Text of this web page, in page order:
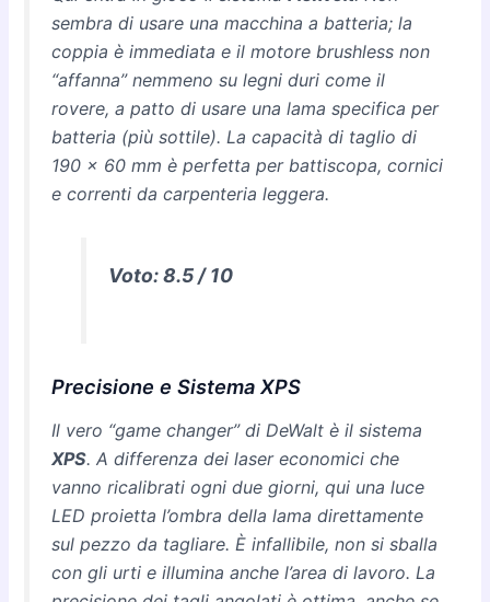
sembra di usare una macchina a batteria; la
coppia è immediata e il motore brushless non
“affanna” nemmeno su legni duri come il
rovere, a patto di usare una lama specifica per
batteria (più sottile). La capacità di taglio di
190 x 60 mm è perfetta per battiscopa, cornici
e correnti da carpenteria leggera.
Voto: 8.5 / 10
Precisione e Sistema XPS
Il vero “game changer” di DeWalt è il sistema
XPS. A differenza dei laser economici che
vanno ricalibrati ogni due giorni, qui una luce
LED proietta l’ombra della lama direttamente
sul pezzo da tagliare. È infallibile, non si sballa
con gli urti e illumina anche l’area di lavoro. La